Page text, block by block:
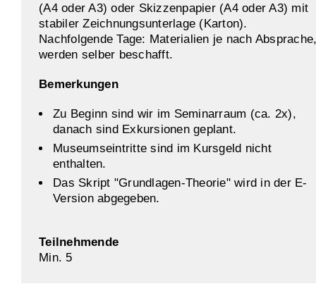
(A4 oder A3) oder Skizzenpapier (A4 oder A3) mit
stabiler Zeichnungsunterlage (Karton).
Nachfolgende Tage: Materialien je nach
werden selber beschafft.
Bemerkungen
Zu Beginn sind wir im Seminarraum (ca. 2x),
danach sind Exkursionen geplant.
Museumseintritte sind im Kursgeld nicht
enthalten.
Das Skript "Grundlagen-Theorie" wird in der E-
Version abgegeben.
Teilnehmende
Min. 5